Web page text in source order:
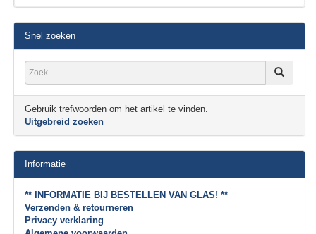
Snel zoeken
Gebruik trefwoorden om het artikel te vinden.
Uitgebreid zoeken
Informatie
** INFORMATIE BIJ BESTELLEN VAN GLAS! **
Verzenden & retourneren
Privacy verklaring